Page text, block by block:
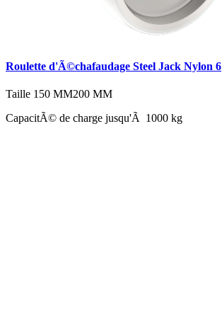
Roulette d'Ã©chafaudage Steel Jack Nylon 6
Taille 150 MM200 MM
CapacitÃ© de charge jusqu'Ã 1000 kg